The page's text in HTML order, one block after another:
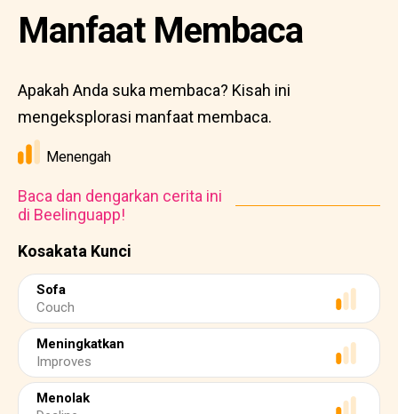
Kosakata Kunci
Sofa
Couch
Meningkatkan
Improves
Menolak
Manfaat Membaca
Apakah Anda suka membaca? Kisah ini
mengeksplorasi manfaat membaca.
Menengah
Baca dan dengarkan cerita ini
di Beelinguapp!